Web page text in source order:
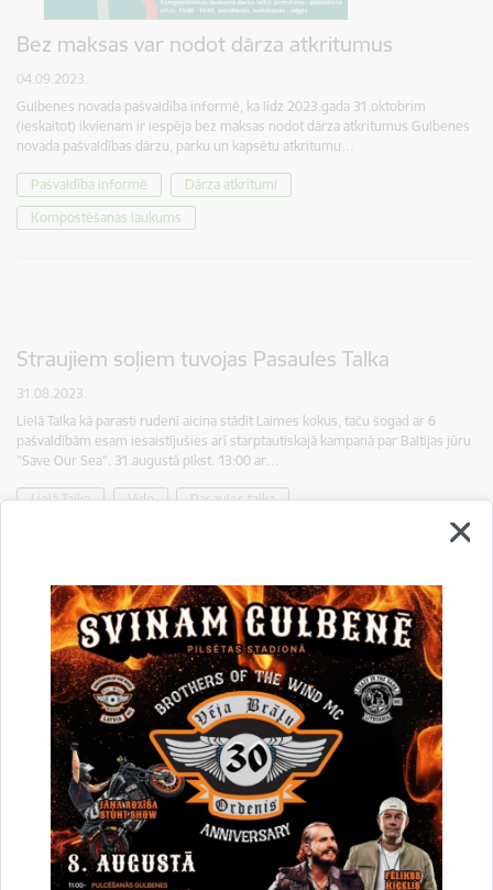
Bez maksas var nodot dārza atkritumus
04.09.2023.
Gulbenes novada pašvaldība informē, ka līdz 2023.gada 31.oktobrim
(ieskaitot) ikvienam ir iespēja bez maksas nodot dārza atkritumus Gulbenes
novada pašvaldības dārzu, parku un kapsētu atkritumu…
Pašvaldība informē
Dārza atkritumi
Kompostēšanas laukums
Straujiem soļiem tuvojas Pasaules Talka
31.08.2023.
Lielā Talka kā parasti rudenī aicina stādīt Laimes kokus, taču šogad ar 6
pašvaldībām esam iesaistījušies arī starptautiskajā kampaņā par Baltijas jūru
"Save Our Sea". 31.augustā plkst. 13:00 ar…
Lielā Talka Vide Pasaules talka